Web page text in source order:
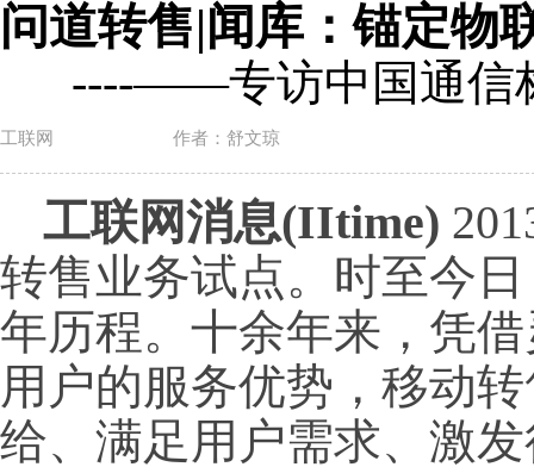
问道转售|闻库：锚定物
----——专访中国通信
工联网 作者：舒文琼
工联网消息(IItime)
转售业务试点。时至今
年历程。十余年来，凭
用户的服务优势，移动
给、满足用户需求、激